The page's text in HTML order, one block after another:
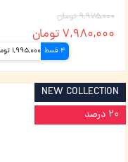
۹,۹۷۵,۰۰۰ تومان
۷,۹۸۰,۰۰۰ تومان
4 قسط 1,995,000 تومان ماهانه با اسنپ‌پی (بدون کارمزد)
NEW COLLECTION
۲۰ درصد